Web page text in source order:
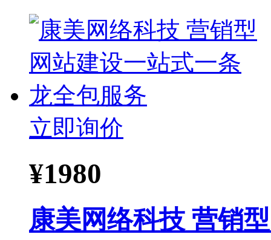
立即询价
¥1980
康美网络科技 营销